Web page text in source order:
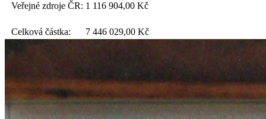
Veřejné zdroje ČR: 1 116 904,00 Kč
Celková částka: 7 446 029,00 Kč